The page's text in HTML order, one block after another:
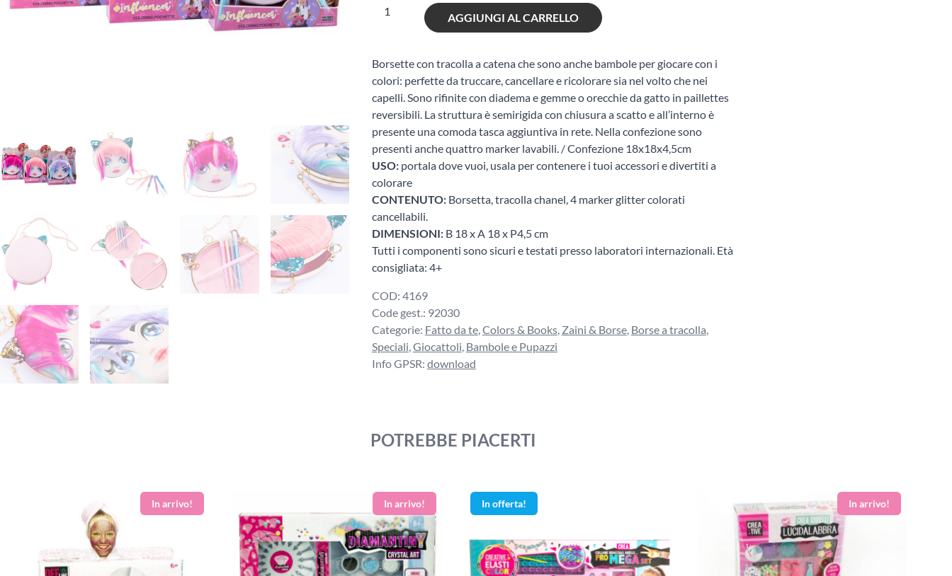
Influencer
quantità
AGGIUNGI AL CARRELLO
Borsette con tracolla a catena che sono anche bambole per giocare con i
colori: perfette da truccare, cancellare e ricolorare sia nel volto che nei
capelli. Sono rifinite con diadema e gemme o orecchie da gatto in paillettes
reversibili. La struttura è semirigida con chiusura a scatto e all’interno è
presente una comoda tasca aggiuntiva in rete. Nella confezione sono
presenti anche quattro marker lavabili. / Confezione 18x18x4,5cm
USO:portala dove vuoi, usala per contenere i tuoi accessori e divertiti a
colorare
CONTENUTO:Borsetta, tracolla chanel, 4 marker glitter colorati
cancellabili.
DIMENSIONI:B 18 x A 18 x P4,5 cm
Tutti i componenti sono sicuri e testati presso laboratori internazionali. Età
consigliata: 4+
COD: 4169
Code gest.: 92030
Categorie: Fatto da te,Colors & Books, Zaini & Borse, Borse a tracolla,
Speciali,Giocattoli, Bambole e Pupazzi
Info GPSR: download
POTREBBE PIACERTI
In offerta!